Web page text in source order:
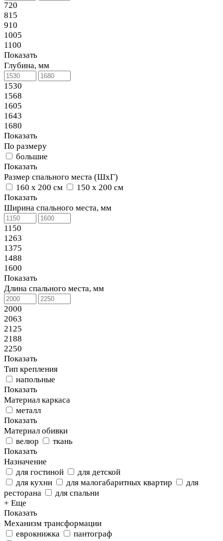
720
815
910
1005
1100
Показать
Глубина, мм
1530
1568
1605
1643
1680
Показать
По размеру
большие
Показать
Размер спального места (ШхГ)
160 х 200 см
150 х 200 см
Показать
Ширина спального места, мм
1150
1263
1375
1488
1600
Показать
Длина спального места, мм
2000
2063
2125
2188
2250
Показать
Тип крепления
напольные
Показать
Материал каркаса
металл
Показать
Материал обивки
велюр
ткань
Показать
Назначение
для гостиной
для детской
для кухни
для малогабаритных квартир
для
ресторана
для спальни
+ Еще
Показать
Механизм трансформации
еврокнижка
пантограф